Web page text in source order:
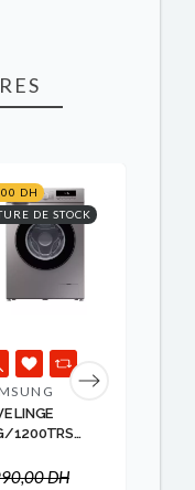
DH
DE STOCK
LINGE
1200TRS
DH